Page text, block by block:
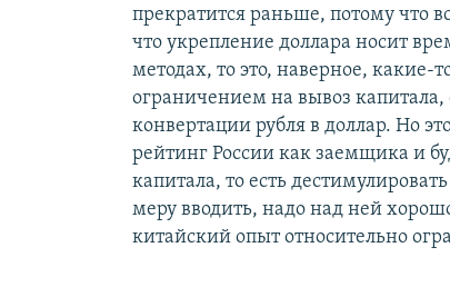
прекратится раньше, потому что
что укрепление доллара носит
методах, то это, наверное, какие-
ограничением на вывоз
конвертации рубля в доллар. Но
рейтинг России как заемщика и
капитала, то есть
меру вводить, надо над ней
китайский опыт относительно